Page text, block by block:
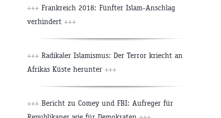
+++ Frankreich 2018: Fünfter Islam-Anschlag
verhindert +++
+++ Radikaler Islamismus: Der Terror kriecht an
Afrikas Küste herunter +++
+++ Bericht zu Comey und FBI: Aufreger für